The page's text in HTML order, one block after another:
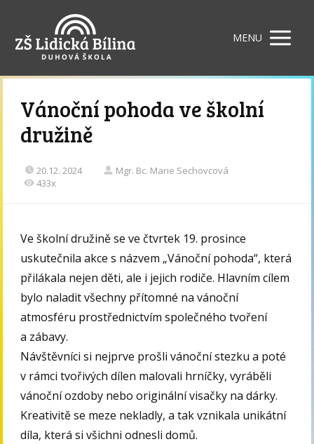
MENU
Vánoční pohoda ve školní
družině
20.12. 2024
Mgr. Bc. Marie Sechovcová
433x
Ve školní družině se ve čtvrtek 19. prosince
uskutečnila akce s názvem „Vánoční pohoda“, která
přilákala nejen děti, ale i jejich rodiče. Hlavním cílem
bylo naladit všechny přítomné na vánoční
atmosféru prostřednictvím společného tvoření
a zábavy.
Návštěvníci si nejprve prošli vánoční stezku a poté
v rámci tvořivých dílen malovali hrníčky, vyráběli
vánoční ozdoby nebo originální visačky na dárky.
Kreativitě se meze nekladly, a tak vznikala unikátní
díla, která si všichni odnesli domů.